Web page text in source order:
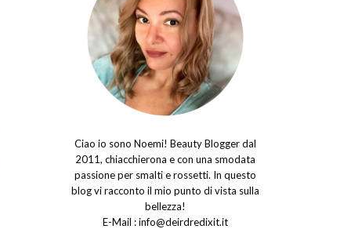
Ciao io sono Noemi! Beauty Blogger dal
2011, chiacchierona e con una smodata
passione per smalti e rossetti. In questo
blog vi racconto il mio punto di vista sulla
bellezza!
E-Mail :info@deirdredixit.it